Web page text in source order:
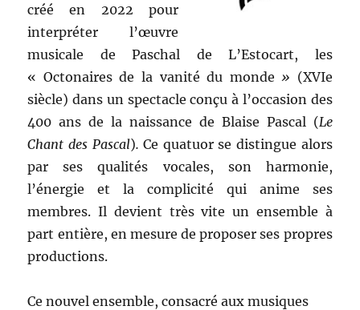
créé en 2022 pour
interpréter l’œuvre
musicale de Paschal de L’Estocart, les
« Octonaires de la vanité du monde » (XVIe
siècle) dans un spectacle conçu à l’occasion des
400 ans de la naissance de Blaise Pascal (Le
Chant des Pascal).Ce quatuor se distingue alors
par ses qualités vocales, son harmonie,
l’énergie et la complicité qui anime ses
membres. Il devient très vite un ensemble à
part entière, en mesure de proposer ses propres
productions.
Ce nouvel ensemble, consacré aux musiques